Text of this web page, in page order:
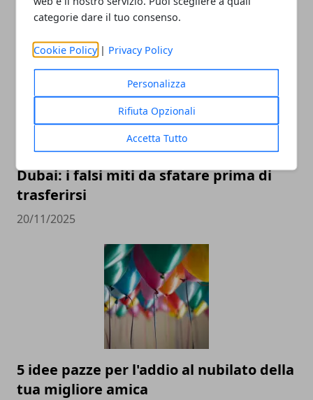
categorie dare il tuo consenso.
Cookie Policy | Privacy Policy
Personalizza
Rifiuta Opzionali
Accetta Tutto
ARTICOLI CORRELATI
Dubai: i falsi miti da sfatare prima di
trasferirsi
20/11/2025
5 idee pazze per l'addio al nubilato della
tua migliore amica